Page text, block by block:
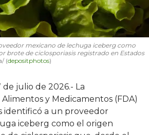
mexicano de lechuga iceberg como
brote de ciclosporiasis registrado en Estados
(depositphotos)
de julio de 2026.- La
y Medicamentos (FDA)
identificó a un proveedor
iceberg como el origen